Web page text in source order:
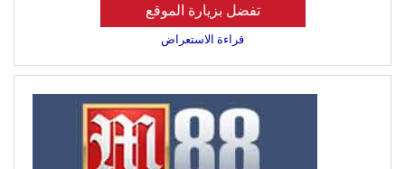
تفضل بزيارة الموقع
قراءة الاستعراض